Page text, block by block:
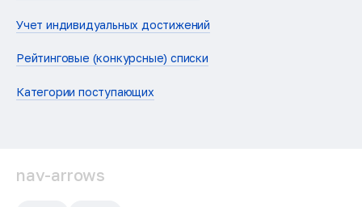
Учет индивидуальных достижений
Рейтинговые (конкурсные) списки
Категории поступающих
nav-arrows